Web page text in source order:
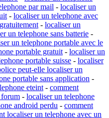
par mail - localiser un
- localiser un telephone avec
- localiser un
un telephone sans batterie -
un telephone portable avec le
portable gratuit - localiser un
portable suisse - localiser
peut-elle localiser un
portable sans application -
eteint - comment
forum - localiser un telephone
android perdu - comment
localiser un telephone avec un